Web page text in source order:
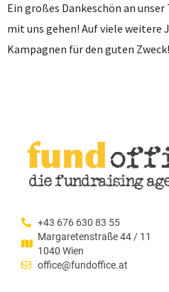
Ein großes Dankeschön an unser
mit uns gehen! Auf viele weitere
Kampagnen für den guten Zweck!
+43 676 630 83 55
Margaretenstraße 44 / 11
1040 Wien
office@fundoffice.at